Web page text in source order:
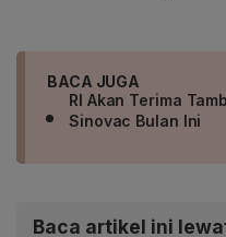
BACA JUGA
RI Akan Terima
Sinovac Bulan Ini
Baca artikel ini